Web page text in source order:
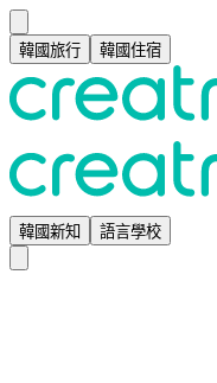
韓國旅行 韓國住宿
韓國新知 語言學校